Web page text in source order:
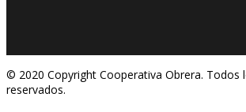
© 2020 Copyright Cooperativa Obrera. Todos
reservados.